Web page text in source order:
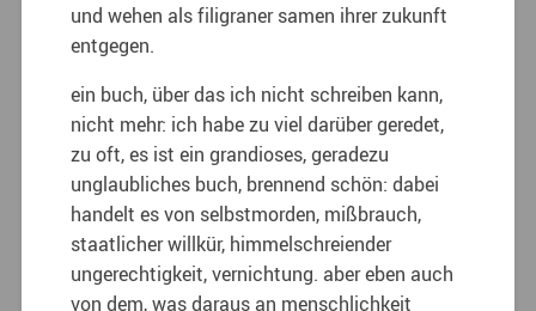
und wehen als filigraner samen ihrer zukunft
entgegen.
ein buch, über das ich nicht schreiben kann,
nicht mehr: ich habe zu viel darüber geredet,
zu oft, es ist ein grandioses, geradezu
unglaubliches buch, brennend schön: dabei
handelt es von selbstmorden, mißbrauch,
staatlicher willkür, himmelschreiender
ungerechtigkeit, vernichtung. aber eben auch
von dem, was daraus an menschlichkeit